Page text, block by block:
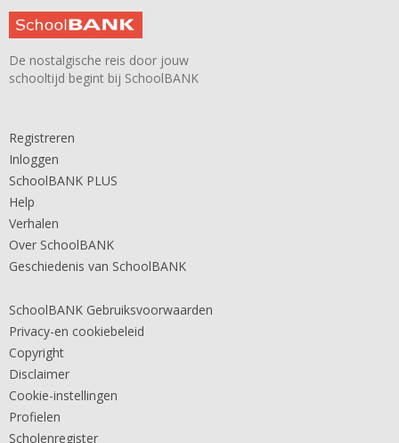
De nostalgische reis door jouw
schooltijd begint bij SchoolBANK
Registreren
Inloggen
SchoolBANK PLUS
Help
Verhalen
Over SchoolBANK
Geschiedenis van SchoolBANK
SchoolBANK Gebruiksvoorwaarden
Privacy-en cookiebeleid
Copyright
Disclaimer
Cookie-instellingen
Profielen
Scholenregister